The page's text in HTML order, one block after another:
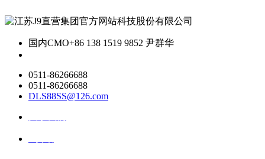
国内CMO+86 138 1519 9852 尹群华
0511-86266688
0511-86266688
DLS88SS@126.com